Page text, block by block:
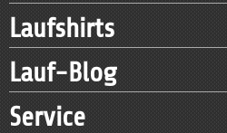
Laufshirts
Lauf-Blog
Service